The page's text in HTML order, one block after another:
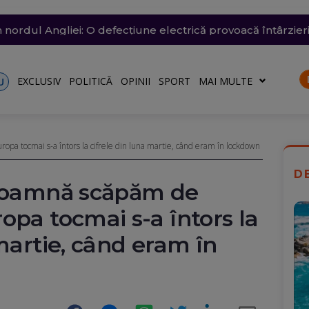
nordul Angliei: O defecțiune electrică provoacă
O groapă de 3 metri adâncime a apărut în carosabil,
Dunăre a fost amânată din nou. Crește riscul pentru
Transelectrica va putea deconecta marii
nu vor fi afectate
un nou apel pentru reducerea consumului de
o situație energetică de criză
EXCLUSIV POLITICĂ OPINII SPORT MAI MULTE
tocmai s-a întors la cifrele din luna martie, când eram în lockdown
scăpăm de
tocmai s-a întors la
când eram în